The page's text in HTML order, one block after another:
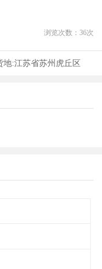
浏览次数： 36次
地:江苏省苏州虎丘区